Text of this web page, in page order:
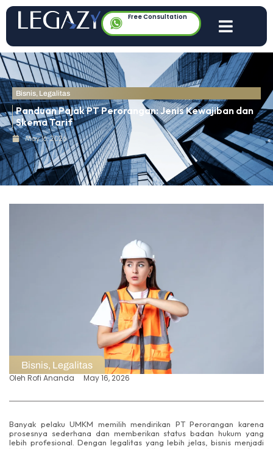
Free Consultation
Bisnis, Legalitas
Panduan Pajak PT Perorangan: Jenis Kewajiban dan
Skema Tarif
May 16, 2026
Bisnis, Legalitas
Oleh Rofi Ananda May 16, 2026
Banyak pelaku UMKM memilih mendirikan PT Perorangan karena
prosesnya sederhana dan memberikan status badan hukum yang
lebih profesional. Dengan legalitas yang lebih jelas, bisnis menjadi